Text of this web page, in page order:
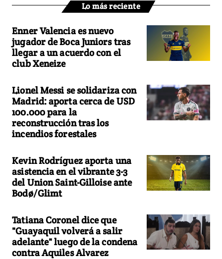
Lo más reciente
Enner Valencia es nuevo
jugador de Boca Juniors tras
llegar a un acuerdo con el
club Xeneize
Lionel Messi se solidariza con
Madrid: aporta cerca de USD
100.000 para la
reconstrucción tras los
incendios forestales
Kevin Rodríguez aporta una
asistencia en el vibrante 3-3
del Union Saint-Gilloise ante
Bodø/Glimt
Tatiana Coronel dice que
"Guayaquil volverá a salir
adelante" luego de la condena
contra Aquiles Alvarez